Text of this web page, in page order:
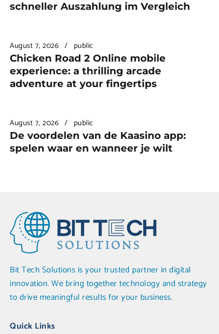
schneller Auszahlung im Vergleich
August 7, 2026 public
Chicken Road 2 Online mobile
experience: a thrilling arcade
adventure at your fingertips
August 7, 2026 public
De voordelen van de Kaasino app:
spelen waar en wanneer je wilt
Bit Tech Solutions is your trusted partner in digital
innovation. We bring together technology and strategy
to drive meaningful results for your business.
Quick Links